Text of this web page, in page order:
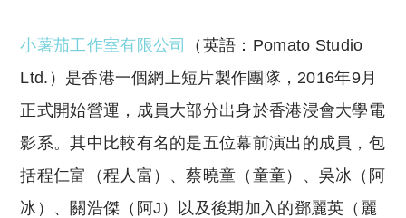
小薯茄工作室有限公司 （英語： Pomato Studio
Ltd. ）是香港一個網上短片製作團隊，2016年9月
正式開始營運，成員大部分出身於香港浸會大學電
影系。其中比較有名的是五位幕前演出的成員，包
括程仁富
（程人富）、蔡曉童 （童童）、吳冰（阿
冰）、 關浩傑 （阿J）以及後期加入的鄧麗英（麗